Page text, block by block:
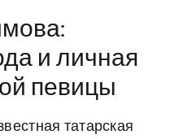
и личная
певицы
татарская